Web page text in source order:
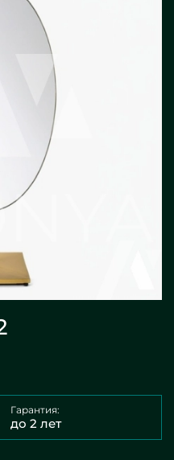
Гарантия:
до 2 лет